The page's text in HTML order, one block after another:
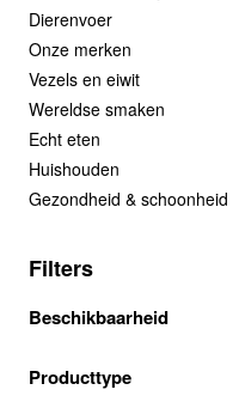
Dierenvoer
Onze merken
Vezels en eiwit
Wereldse smaken
Echt eten
Huishouden
Gezondheid & schoonheid
Filters
Beschikbaarheid
Producttype